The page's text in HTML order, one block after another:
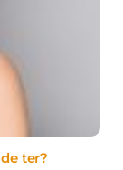
ter?